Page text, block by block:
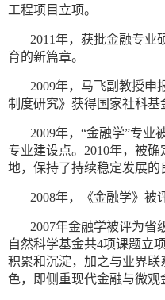
工程项目立项。
2011年，获批金融专业
育的新篇章。
2009年，马飞副教授申
制度研究》获得国家社科基
2009年，“金融学”专业
专业建设点。2010年，被
地，保持了持续稳定发展的
2008年，《金融学》被
2007年金融学被评为省
自然科学基金共4项课题立
积累和沉淀，加之与业界
色，即侧重现代金融与微观